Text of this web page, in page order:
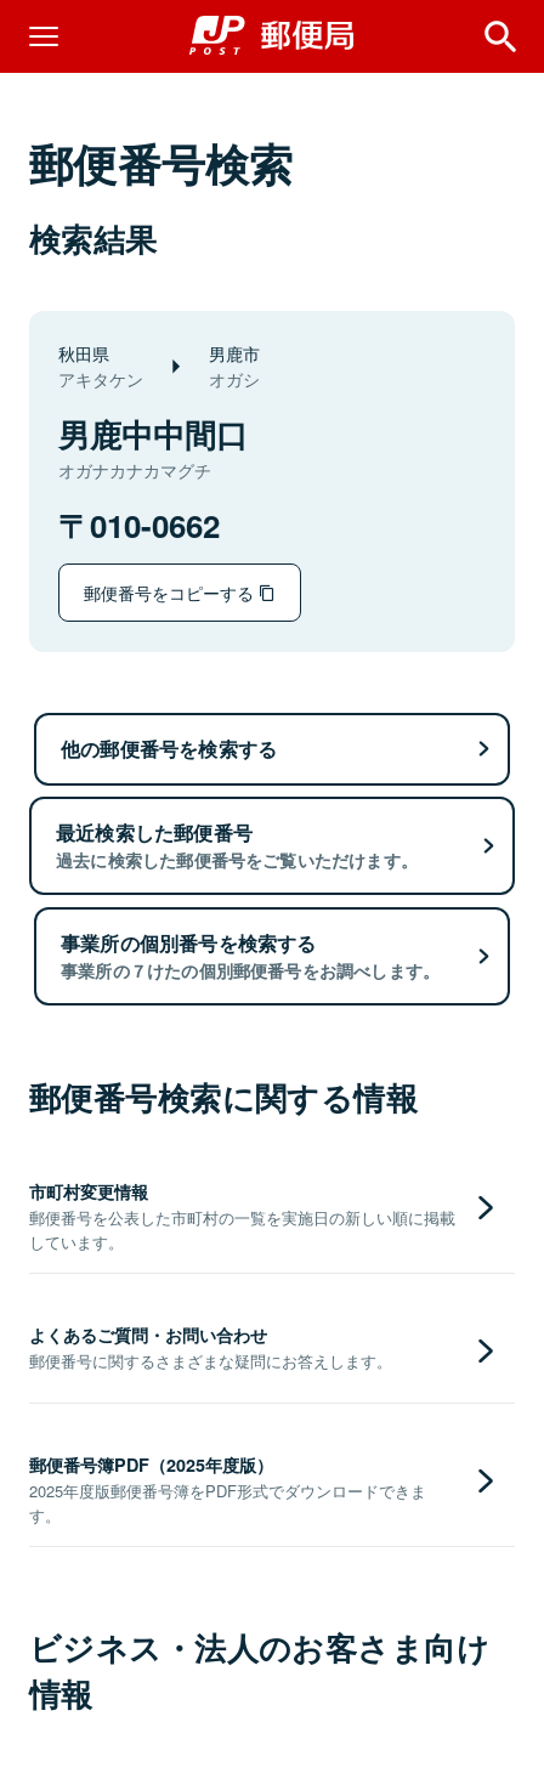
郵便番号検索
検索結果
秋田県
アキタケン
男鹿市
オガシ
男鹿中中間口
オガナカナカマグチ
010-0662
郵便番号をコピーする
他の郵便番号を検索する
最近検索した郵便番号
過去に検索した郵便番号をご覧いただけます。
事業所の個別番号を検索する
事業所の７けたの個別郵便番号をお調べします。
郵便番号検索に関する情報
市町村変更情報
郵便番号を公表した市町村の一覧を実施日の新しい順に掲載
しています。
よくあるご質問・お問い合わせ
郵便番号に関するさまざまな疑問にお答えします。
郵便番号簿PDF（2025年度版）
2025年度版郵便番号簿をPDF形式でダウンロードできま
す。
ビジネス・法人のお客さま向け
情報